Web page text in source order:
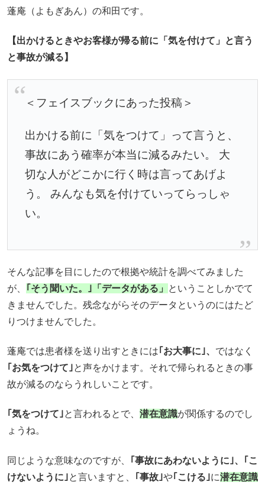
蓬庵（よもぎあん）の和田です。
【出かけるときやお客様が帰る前に「気を付けて」と言う
と事故が減る】
＜フェイスブックにあった投稿＞
出かける前に「気をつけて」って言うと、
事故にあう確率が本当に減るみたい。 大
切な人がどこかに行く時は言ってあげよ
う。 みんなも気を付けていってらっしゃ
い。
そんな記事を目にしたので根拠や統計を調べてみました
が、
｢そう聞いた。｣「データがある」
ということしかでて
きませんでした。 残念ながらそのデータというのにはたど
りつけませんでした。
蓬庵では患者様を送り出すときには｢お大事に｣、 ではなく
｢お気をつけて｣と声をかけます。 それで帰られるときの事
故が減るのならうれしいことです。
｢気をつけて｣と言われるとで、 潜在意識が関係するのでし
ょうね。
同じような意味なのですが、
｢事故にあわないように｣、｢こ
けないように｣と言いますと、 ｢事故｣や｢こける｣に潜在意識